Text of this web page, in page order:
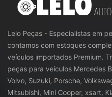
Lelo Peças - Especialistas em
contamos com estoques
veículos importados Premium.
peças para veículos Mercedes
Volvo, Suzuki, Porsche,
Mitsubishi, Mini Cooper, xsart,